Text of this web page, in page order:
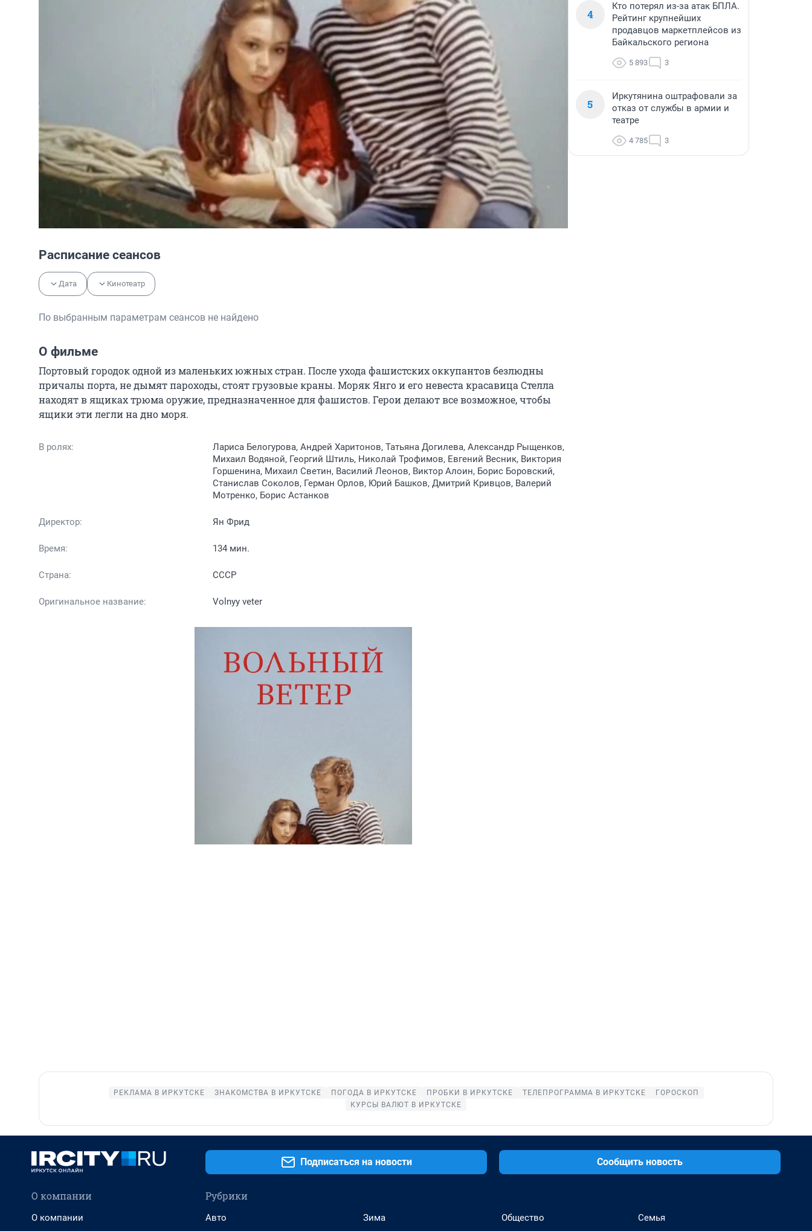
Расписание сеансов
Дата Кинотеатр
По выбранным параметрам сеансов не найдено
О фильме
Портовый городок одной из маленьких южных стран. После ухода фашистских оккупантов безлюдны
причалы порта, не дымят пароходы, стоят грузовые краны. Моряк Янго и его невеста красавица Стелла
находят в ящиках трюма оружие, предназначенное для фашистов. Герои делают все возможное, чтобы
ящики эти легли на дно моря.
В ролях:
Лариса Белогурова, Андрей Харитонов, Татьяна Догилева, Александр Рыщенков,
Михаил Водяной, Георгий Штиль, Николай Трофимов, Евгений Весник, Виктория
Горшенина, Михаил Светин, Василий Леонов, Виктор Алоин, Борис Боровский,
Станислав Соколов, Герман Орлов, Юрий Башков, Дмитрий Кривцов, Валерий
Мотренко, Борис Астанков
Директор: Ян Фрид
Время: 134 мин.
Страна: СССР
Оригинальное название: Volnyy veter
4
Кто потерял из-за атак БПЛА.
Рейтинг крупнейших
продавцов маркетплейсов из
Байкальского региона
5 893 3
5
Иркутянина оштрафовали за
отказ от службы в армии и
театре
4 785 3
РЕКЛАМА В ИРКУТСКЕ ЗНАКОМСТВА В ИРКУТСКЕ ПОГОДА В ИРКУТСКЕ ПРОБКИ В ИРКУТСКЕ ТЕЛЕПРОГРАММА В ИРКУТСКЕ
ГОРОСКОП
КУРСЫ ВАЛЮТ В ИРКУТСКЕ
Подписаться на новости Сообщить новость
О компании
О компании
Рубрики
Авто Зима Общество Семья